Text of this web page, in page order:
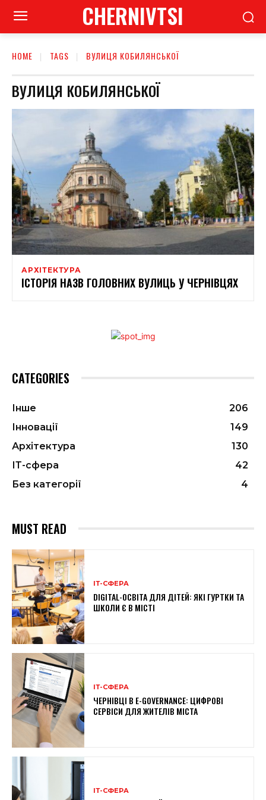
CHERNIVTSI
HOME TAGS ВУЛИЦЯ КОБИЛЯНСЬКОЇ
ВУЛИЦЯ КОБИЛЯНСЬКОЇ
АРХІТЕКТУРА
ІСТОРІЯ НАЗВ ГОЛОВНИХ ВУЛИЦЬ У ЧЕРНІВЦЯХ
CATEGORIES
Інше
206
Інновації
149
Архітектура
130
ІТ-сфера
42
Без категорії
4
MUST READ
ІТ-СФЕРА
DIGITAL-ОСВІТА ДЛЯ ДІТЕЙ: ЯКІ ГУРТКИ ТА
ШКОЛИ Є В МІСТІ
ІТ-СФЕРА
ЧЕРНІВЦІ В E-GOVERNANCE: ЦИФРОВІ
СЕРВІСИ ДЛЯ ЖИТЕЛІВ МІСТА
ІТ-СФЕРА